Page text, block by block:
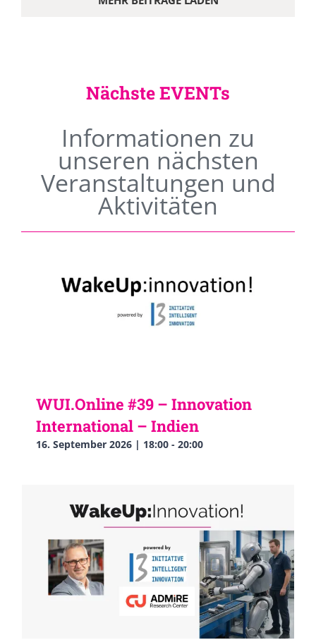
Nächste EVENTs
Informationen zu
unseren nächsten
Veranstaltungen und
Aktivitäten
WUI.Online #39 – Innovation
International – Indien
16. September 2026 | 18:00 - 20:00